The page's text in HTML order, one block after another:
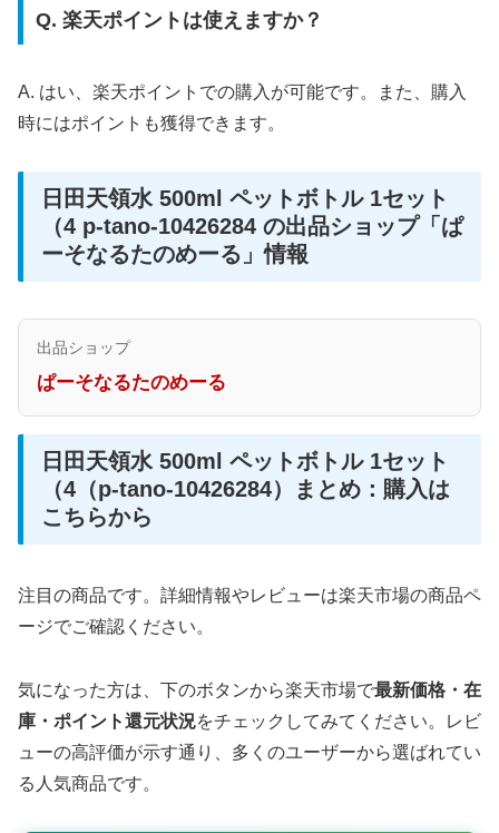
Q. 楽天ポイントは使えますか？
A. はい、楽天ポイントでの購入が可能です。また、購入
時にはポイントも獲得できます。
日田天領水 500ml ペットボトル 1セット
（4 p-tano-10426284 の出品ショップ「ぱ
ーそなるたのめーる」情報
出品ショップ
ぱーそなるたのめーる
日田天領水 500ml ペットボトル 1セット
（4（p-tano-10426284）まとめ：購入は
こちらから
注目の商品です。詳細情報やレビューは楽天市場の商品ペ
ージでご確認ください。
気になった方は、下のボタンから楽天市場で最新価格・在
庫・ポイント還元状況をチェックしてみてください。レビ
ューの高評価が示す通り、多くのユーザーから選ばれてい
る人気商品です。